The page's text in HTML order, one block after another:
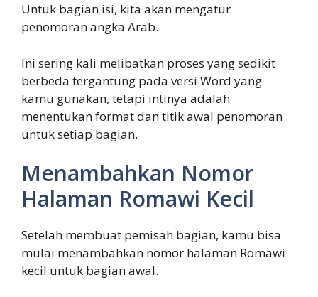
Untuk bagian isi, kita akan mengatur
penomoran angka Arab.
Ini sering kali melibatkan proses yang sedikit
berbeda tergantung pada versi Word yang
kamu gunakan, tetapi intinya adalah
menentukan format dan titik awal penomoran
untuk setiap bagian.
Menambahkan Nomor
Halaman Romawi Kecil
Setelah membuat pemisah bagian, kamu bisa
mulai menambahkan nomor halaman Romawi
kecil untuk bagian awal.